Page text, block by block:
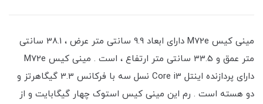
مینی کیس M72e دارای ابعاد 9.9 سانتی متر عرض ، 38.1 سانتی
متر عمق و 33.5 سانتی متر ارتفاع ، است . مینی کیس M72e
دارای پردازنده اینتل Core i3 نسل سه با فرکانس 3.3 گیگاهرتز و
دو هسته است . رم این مینی کیس استوک چهار گیگابایت و از